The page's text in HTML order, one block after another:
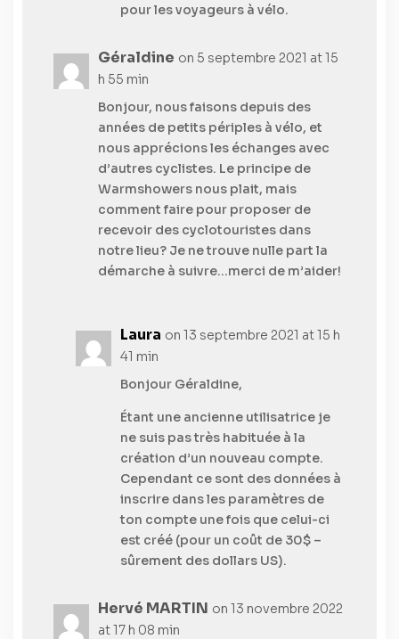
pour les voyageurs à vélo.
Géraldine on 5 septembre 2021 at 15
h 55 min
Bonjour, nous faisons depuis des
années de petits périples à vélo, et
nous apprécions les échanges avec
d’autres cyclistes. Le principe de
Warmshowers nous plait, mais
comment faire pour proposer de
recevoir des cyclotouristes dans
notre lieu? Je ne trouve nulle part la
démarche à suivre…merci de m’aider!
Laura on 13 septembre 2021 at 15 h
41 min
Bonjour Géraldine,
Étant une ancienne utilisatrice je
ne suis pas très habituée à la
création d’un nouveau compte.
Cependant ce sont des données à
inscrire dans les paramètres de
ton compte une fois que celui-ci
est créé (pour un coût de 30$ –
sûrement des dollars US).
Hervé MARTIN on 13 novembre 2022
at 17 h 08 min